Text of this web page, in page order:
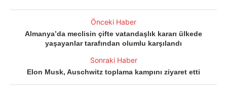
Önceki Haber
Almanya’da meclisin çifte vatandaşlık kararı ülkede
yaşayanlar tarafından olumlu karşılandı
Sonraki Haber
Elon Musk, Auschwitz toplama kampını ziyaret etti